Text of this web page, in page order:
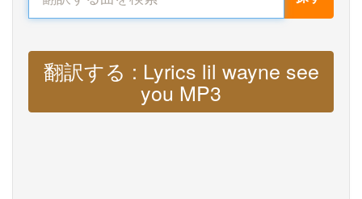
翻訳する : Lyrics lil wayne see
you MP3